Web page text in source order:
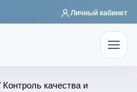
Личный кабинет
Контроль качества и